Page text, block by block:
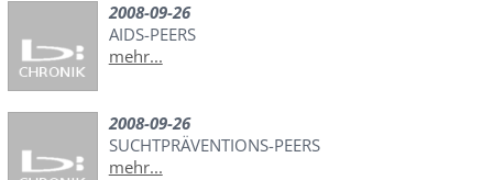
2008-09-26
AIDS-PEERS
mehr...
2008-09-26
SUCHTPRÄVENTIONS-PEERS
mehr...